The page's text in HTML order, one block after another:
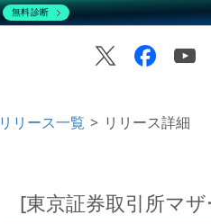
リリース一覧 リリース詳細
[東京証券取引所マ
無料診断